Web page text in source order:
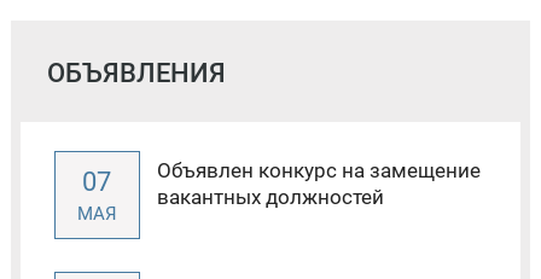
ОБЪЯВЛЕНИЯ
07
МАЯ
Объявлен конкурс на замещение
вакантных должностей